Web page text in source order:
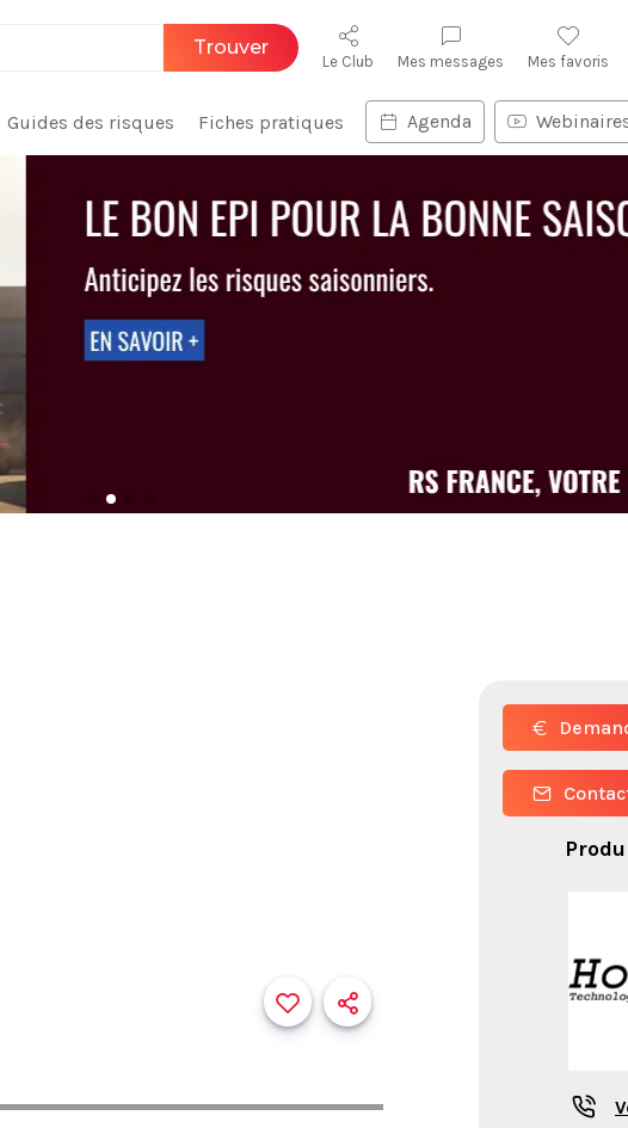
Trouver
Le Club Mes messages Mes favoris
Guides des risques Fiches pratiques Agenda